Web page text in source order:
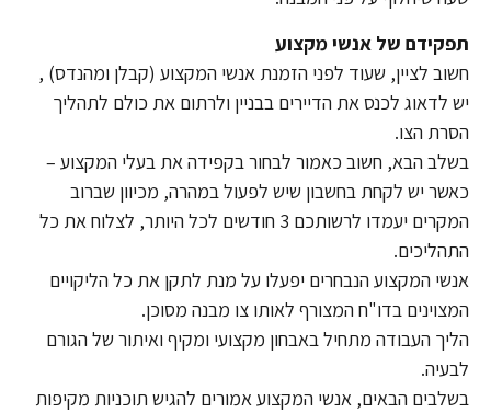
תפקידם של אנשי מקצוע
חשוב לציין, שעוד לפני הזמנת אנשי המקצוע (קבלן ומהנדס) ,
יש לדאוג לכנס את הדיירים בבניין ולרתום את כולם לתהליך
הסרת הצו.
בשלב הבא, חשוב כאמור לבחור בקפידה את בעלי המקצוע –
כאשר יש לקחת בחשבון שיש לפעול במהרה, מכיוון שברוב
המקרים יעמדו לרשותכם 3 חודשים לכל היותר, לצלוח את כל
התהליכים.
אנשי המקצוע הנבחרים יפעלו על מנת לתקן את כל הליקויים
המצוינים בדו"ח המצורף לאותו צו מבנה מסוכן.
הליך העבודה מתחיל באבחון מקצועי ומקיף ואיתור של הגורם
לבעיה.
בשלבים הבאים, אנשי המקצוע אמורים להגיש תוכניות מקיפות